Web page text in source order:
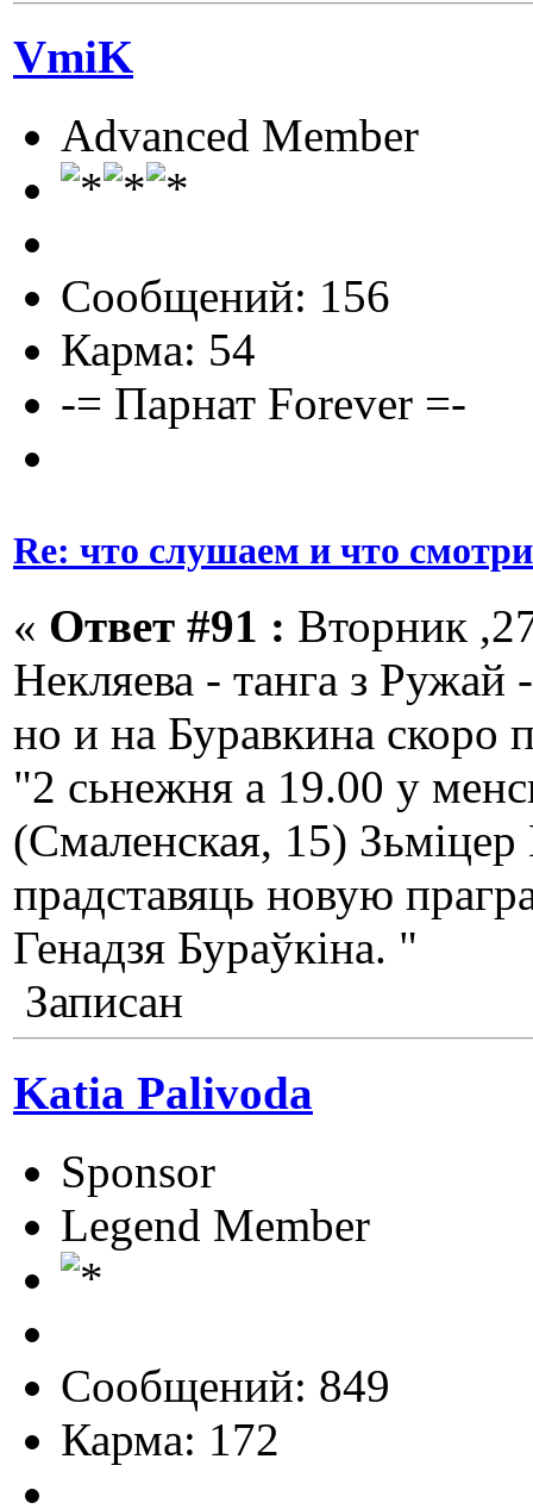
VmiK
Advanced Member
Сообщений: 156
Карма: 54
-= Парнат Forever =-
Re: что слушаем и что
« Ответ #91 : Вторник
Некляева - танга з
но и на Буравкина скоро
"2 сьнежня а 19.00 у
(Смаленская, 15)
прадставяць новую
Генадзя Бураўкіна. "
Записан
Katia Palivoda
Sponsor
Legend Member
Сообщений: 849
Карма: 172